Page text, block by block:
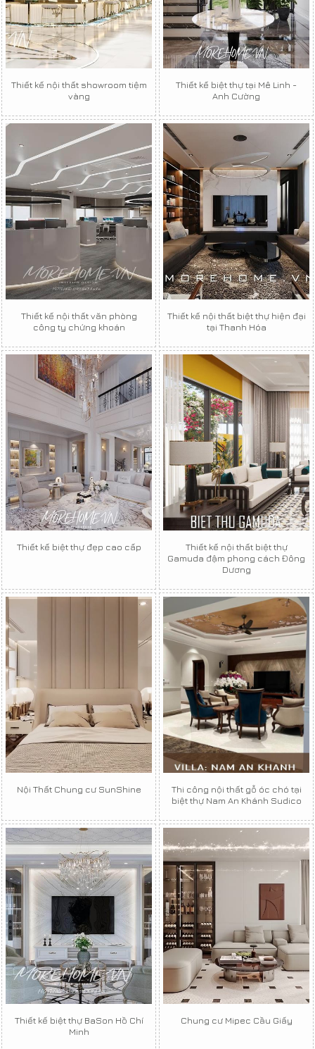
Thiết kế nội thất showroom tiệm
vàng
Thiết kế biệt thự tại Mê Linh -
Anh Cường
Thiết kế nội thất văn phòng
công ty chứng khoán
Thiết kế nội thất biệt thự hiện đại
tại Thanh Hóa
Thiết kế biệt thự đẹp cao cấp
Thiết kế nội thất biệt thự
Gamuda đậm phong cách Đông
Dương
Nội Thất Chung cư SunShine
Thi công nội thất gỗ óc chó tại
biệt thự Nam An Khánh Sudico
Thiết kế biệt thự BaSon Hồ Chí
Minh
Chung cư Mipec Cầu Giấy